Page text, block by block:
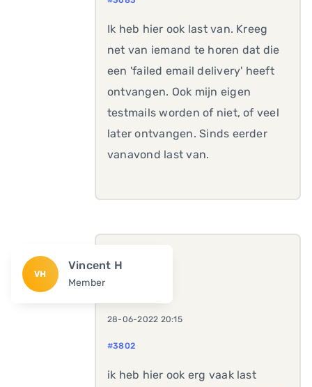
Ik heb hier ook last van. Kreeg
net van iemand te horen dat die
een 'failed email delivery' heeft
ontvangen. Ook mijn eigen
testmails worden of niet, of veel
later ontvangen. Sinds eerder
vanavond last van.
VH
Vincent H
Member
28-06-2022 20:15
#3802
ik heb hier ook erg vaak last